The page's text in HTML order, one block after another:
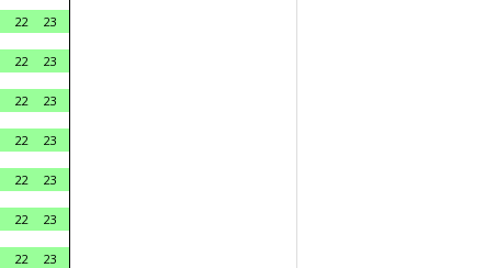
22 23
22 23
22 23
22 23
22 23
22 23
22 23